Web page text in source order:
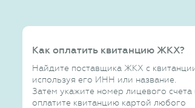
Как оплатить квитанцию ЖКХ?
Найдите поставщика ЖКХ с
используя его ИНН или название.
Затем укажите номер лицевого счета
оплатите квитанцию картой любого